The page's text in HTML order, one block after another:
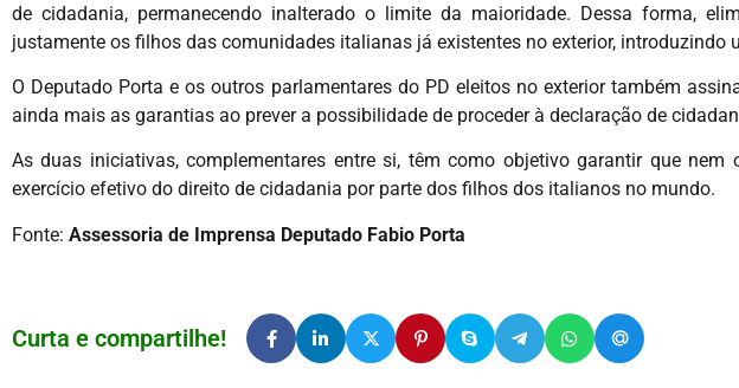
de cidadania, permanecendo inalterado o limite da maioridade. Dessa forma,
justamente os filhos das comunidades italianas já existentes no exterior, introduzindo
O Deputado Porta e os outros parlamentares do PD eleitos no exterior também
ainda mais as garantias ao prever a possibilidade de proceder à declaração de
As duas iniciativas, complementares entre si, têm como objetivo garantir que
exercício efetivo do direito de cidadania por parte dos filhos dos italianos no mundo.
Fonte: Assessoria de Imprensa Deputado Fabio Porta
Curta e compartilhe!